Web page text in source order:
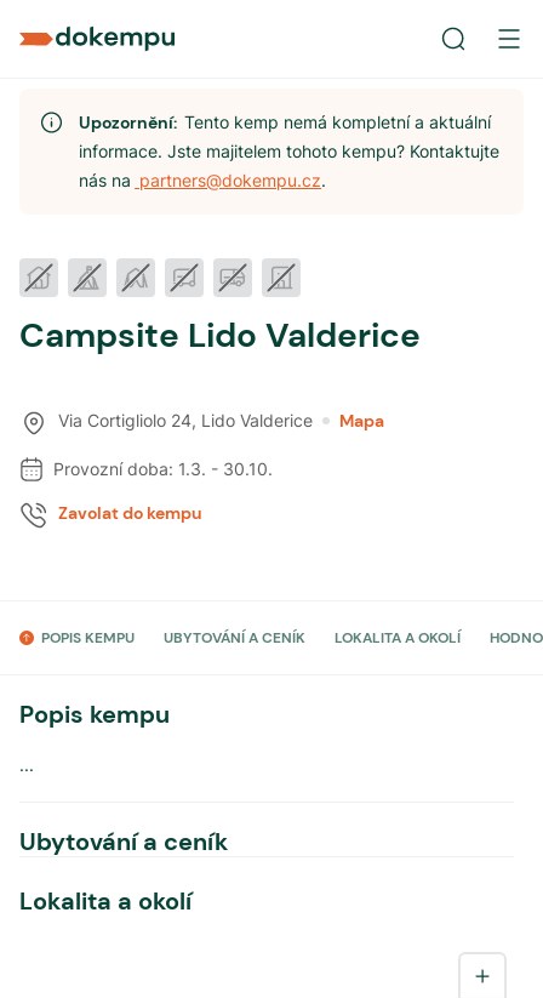
Upozornění:Tento kemp nemá kompletní a aktuální
informace. Jste majitelem tohoto kempu? Kontaktujte
nás na partners@dokempu.cz.
Campsite Lido Valderice
Via Cortigliolo 24, Lido Valderice Mapa
Provozní doba: 1.3. - 30.10.
Zavolat do kempu
POPIS KEMPU UBYTOVÁNÍ A CENÍK LOKALITA A OKOLÍ
Popis kempu
...
Ubytování a ceník
Lokalita a okolí